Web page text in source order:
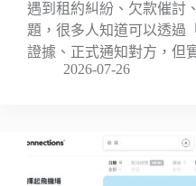
遇到租約糾紛、欠款催討
題，很多人知道可以透過
證據、正式通知對方，但
2026-07-26